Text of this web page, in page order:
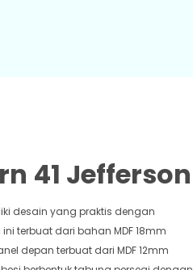
41 Jefferson
desain yang praktis dengan
terbuat dari bahan MDF 18mm
depan terbuat dari MDF 12mm